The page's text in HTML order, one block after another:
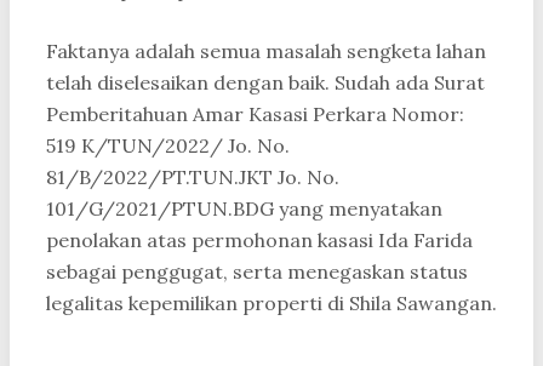
Faktanya adalah semua masalah sengketa lahan
telah diselesaikan dengan baik. Sudah ada Surat
Pemberitahuan Amar Kasasi Perkara Nomor:
519 K/TUN/2022/ Jo. No.
81/B/2022/PT.TUN.JKT Jo. No.
101/G/2021/PTUN.BDG yang menyatakan
penolakan atas permohonan kasasi Ida Farida
sebagai penggugat, serta menegaskan status
legalitas kepemilikan properti di Shila Sawangan.